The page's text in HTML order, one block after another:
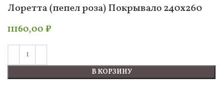
Лоретта (пепел роза) Покрывало 240х260
11160,00 ₽
В КОРЗИНУ